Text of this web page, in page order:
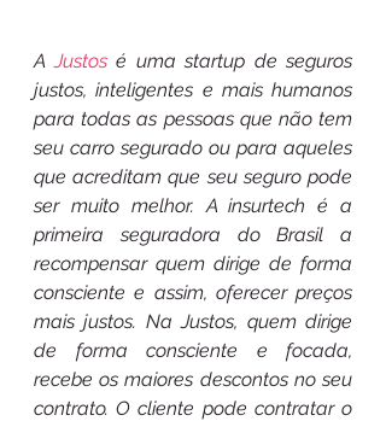
A Justos é uma startup de seguros
justos, inteligentes e mais humanos
para todas as pessoas que não tem
seu carro segurado ou para aqueles
que acreditam que seu seguro pode
ser muito melhor. A insurtech é a
primeira seguradora do Brasil a
recompensar quem dirige de forma
consciente e assim, oferecer preços
mais justos. Na Justos, quem dirige
de forma consciente e focada,
recebe os maiores descontos no seu
contrato. O cliente pode contratar o